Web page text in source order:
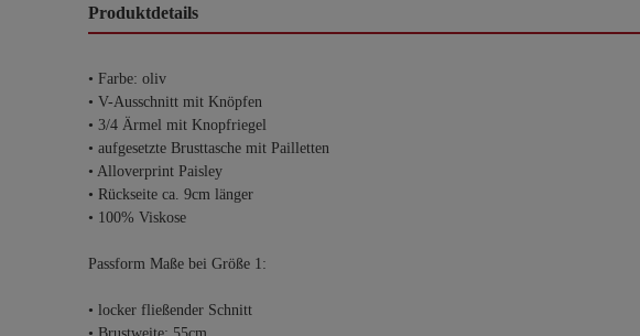
Produktdetails
• Farbe: oliv
• V-Ausschnitt mit Knöpfen
• 3/4 Ärmel mit Knopfriegel
• aufgesetzte Brusttasche mit Pailletten
• Alloverprint Paisley
• Rückseite ca. 9cm länger
• 100% Viskose
Passform Maße bei Größe 1:
• locker fließender Schnitt